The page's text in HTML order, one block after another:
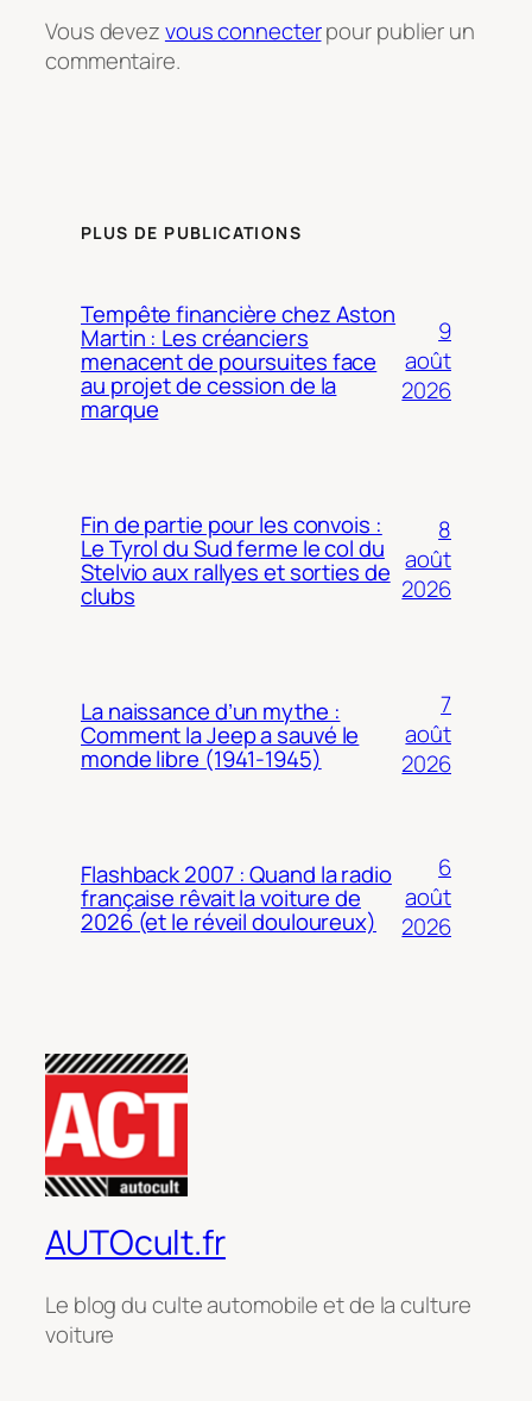
Vous devezvous connecterpour publier un
commentaire.
PLUS DE PUBLICATIONS
Tempête financière chez Aston
Martin : Les créanciers
menacent de poursuites face
au projet de cession de la
marque
9
août
2026
Fin de partie pour les convois :
Le Tyrol du Sud ferme le col du
Stelvio aux rallyes et sorties de
clubs
8
août
2026
La naissance d’un mythe :
Comment la Jeep a sauvé le
monde libre (1941-1945)
7
août
2026
Flashback 2007 : Quand la radio
française rêvait la voiture de
2026 (et le réveil douloureux)
6
août
2026
AUTOcult.fr
Le blog du culte automobile et de la culture
voiture